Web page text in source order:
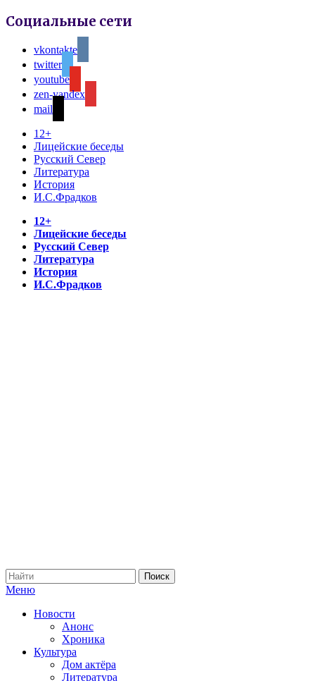
Социальные сети
vkontakte
twitter
youtube
zen-yandex
mail
12+
Лицейские беседы
Русский Север
Литература
История
И.С.Фрадков
12+
Лицейские беседы
Русский Север
Литература
История
И.С.Фрадков
Меню
Новости
Анонс
Хроника
Культура
Дом актёра
Литература